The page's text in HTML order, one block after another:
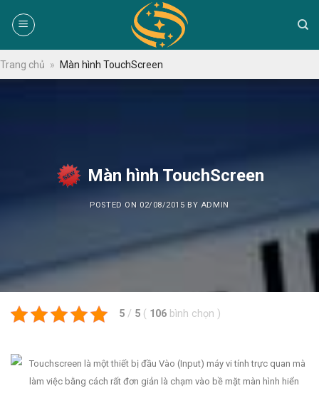
Trang chủ » Màn hình TouchScreen
Màn hình TouchScreen
POSTED ON 02/08/2015 BY ADMIN
5 / 5 ( 106 bình chọn )
Touchscreen là một thiết bị đầu Vào (Input) máy vi tính trực quan mà
làm việc bằng cách rất đơn giản là chạm vào bề mặt màn hình hiển